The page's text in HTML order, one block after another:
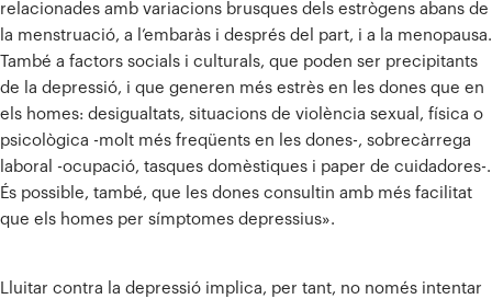
relacionades amb variacions brusques dels estrògens abans de
la menstruació, a l’embaràs i després del part, i a la menopausa.
També a factors socials i culturals, que poden ser precipitants
de la depressió, i que generen més estrès en les dones que en
els homes: desigualtats, situacions de violència sexual, física o
psicològica -molt més freqüents en les dones-, sobrecàrrega
laboral -ocupació, tasques domèstiques i paper de cuidadores-.
És possible, també, que les dones consultin amb més facilitat
que els homes per símptomes depressius».
Lluitar contra la depressió implica, per tant, no només intentar